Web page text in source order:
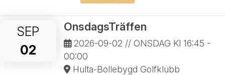
SEP
02
OnsdagsTräffen
2026-09-02 // ONSDAG Kl 16:45 -
00:00
Hulta-Bollebygd Golfklubb